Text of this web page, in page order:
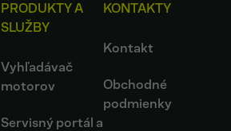
PRODUKTY A
SLUŽBY
Vyhľadávač
motorov
Servisný portál a
KONTAKTY
Kontakt
Obchodné
podmienky